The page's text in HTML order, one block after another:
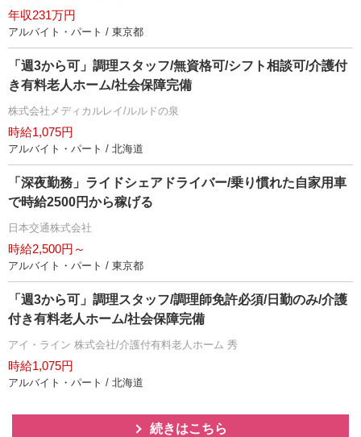
年収231万円
アルバイト・パート / 東京都
「週3から可」調理スタッフ/無資格可/シフト相談可/介護付
き有料老人ホーム/社会保障完備
株式会社メディカルレイ/ルルドの泉
時給1,075円
アルバイト・パート / 北海道
「深夜勤務」ライドシェアドライバー/乗り慣れた自家用車
で時給2500円から稼げる
日本交通株式会社
時給2,500円～
アルバイト・パート / 東京都
「週3から可」調理スタッフ/調理師免許必須/日勤のみ/介護
付き有料老人ホーム/社会保障完備
アイ・ライン 株式会社/介護付有料老人ホーム 秀
時給1,075円
アルバイト・パート / 北海道
続きはこちら